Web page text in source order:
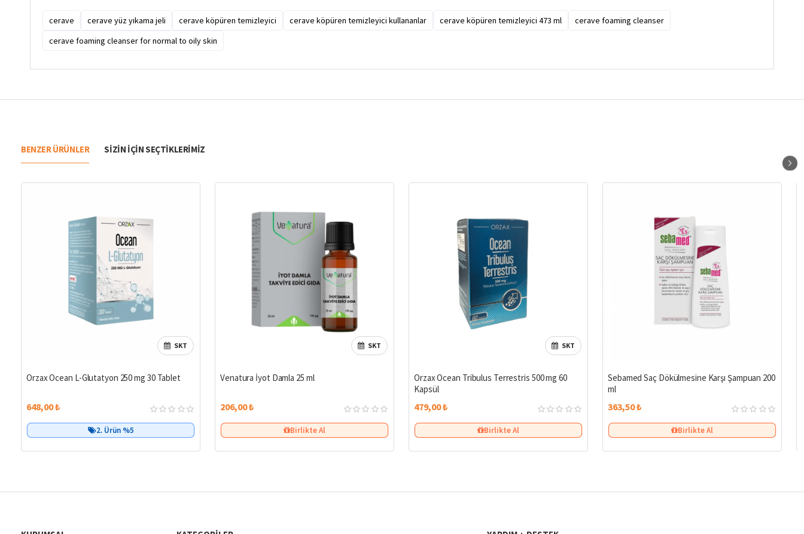
cerave cerave yüz yıkama jeli cerave köpüren temizleyici cerave köpüren temizleyici kullananlar cerave köpüren temizleyici 473 ml
cerave foaming cleanser
cerave foaming cleanser for normal to oily skin
BENZER ÜRÜNLER SIZIN IÇIN SEÇTIKLERIMIZ
SKT
Orzax Ocean L-Glutatyon 250 mg 30 Tablet
648,00 ₺
2. Ürün %5
SKT
Venatura İyot Damla 25 ml
206,00 ₺
Birlikte Al
Çok Satan
SKT
Orzax Ocean Tribulus Terrestris 500 mg 60
Kapsül
479,00 ₺
Birlikte Al
Sebamed Saç Dökülmesine Karşı Şampuan 200
ml
363,50 ₺
Birlikte Al